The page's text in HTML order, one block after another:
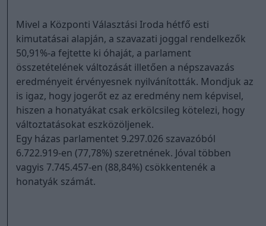
Mivel a Központi Választási Iroda hétfő esti
kimutatásai alapján, a szavazati joggal rendelkezők
50,91%-a fejtette ki óhaját, a parlament
összetételének változását illetően a népszavazás
eredményeit érvényesnek nyilvánították. Mondjuk az
is igaz, hogy jogerőt ez az eredmény nem képvisel,
hiszen a honatyákat csak erkölcsileg kötelezi, hogy
változtatásokat eszközöljenek.
Egy házas parlamentet 9.297.026 szavazóból
6.722.919-en (77,78%) szeretnének. Jóval többen
vagyis 7.745.457-en (88,84%) csökkentenék a
honatyák számát.